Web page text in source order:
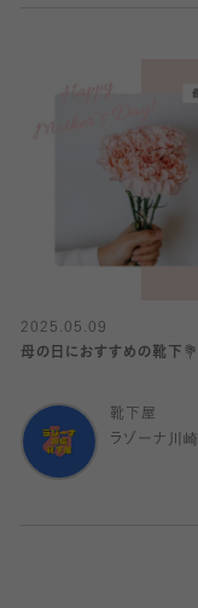
2025.05.09
母の日におすすめの靴下💐
靴下屋
ラゾーナ川崎